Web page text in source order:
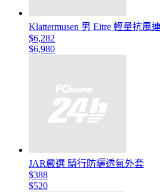
Klattermusen 男 Eitre 輕量抗風
$6,282
$6,980
JAR嚴選 騎行防曬透氣外套
$388
$520